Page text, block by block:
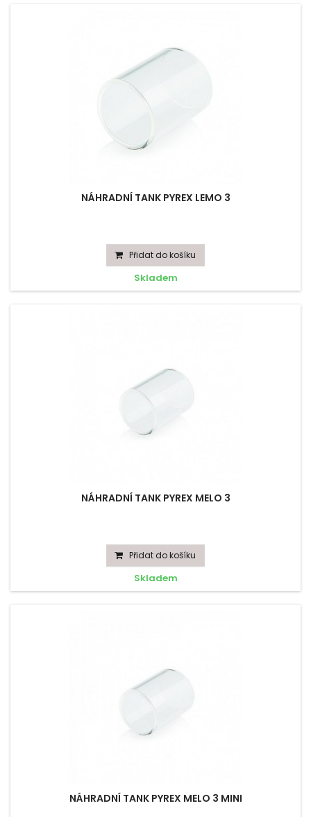
NÁHRADNÍ TANK PYREX LEMO 3
Přidat do košíku
Skladem
NÁHRADNÍ TANK PYREX MELO 3
Přidat do košíku
Skladem
NÁHRADNÍ TANK PYREX MELO 3 MINI